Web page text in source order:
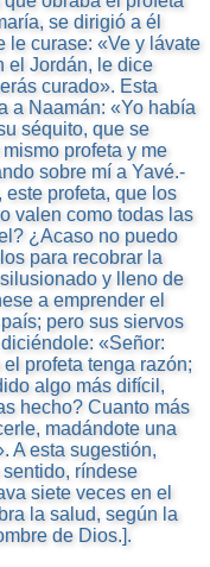
se dirigió a él
le curase: «Ve y lávate
el Jordán, le dice
curado». Esta
a Naamán: «Yo había
séquito, que se
profeta y me
sobre mí a Yavé.-
este profeta, que los
valen como todas las
¿Acaso no puedo
para recobrar la
y lleno de
a emprender el
pero sus siervos
«Señor:
profeta tenga razón;
algo más difícil,
hecho? Cuanto más
madándote una
A esta sugestión,
sentido, ríndese
siete veces en el
la salud, según la
de Dios.].